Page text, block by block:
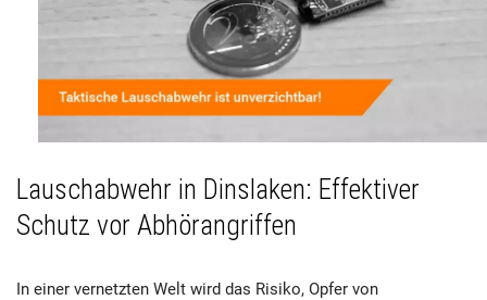
Lauschabwehr in Dinslaken: Effektiver
Schutz vor Abhörangriffen
In einer vernetzten Welt wird das Risiko, Opfer von